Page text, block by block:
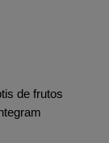
de frutos